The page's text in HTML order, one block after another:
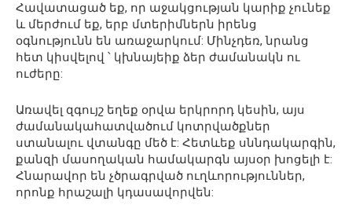
Հավատացած եք, որ աջակցության կարիք չունեք
և մերժում եք, երբ մտերիմներն իրենց
օգնությունն են առաջարկում: Մինչդեռ, նրանց
հետ կիսվելով ՝ կխնայեիք ձեր ժամանակն ու
ուժերը:
Առավել զգույշ եղեք օրվա երկրորդ կեսին, այս
ժամանակահատվածում կոտրվածքներ
ստանալու վտանգը մեծ է: Հետևեք սննդակարգին,
քանզի մասողական համակարգն այսօր խոցելի է:
Հնարավոր են չծրագրված ուղևորություններ,
որոնք հրաշալի կդասավորվեն: